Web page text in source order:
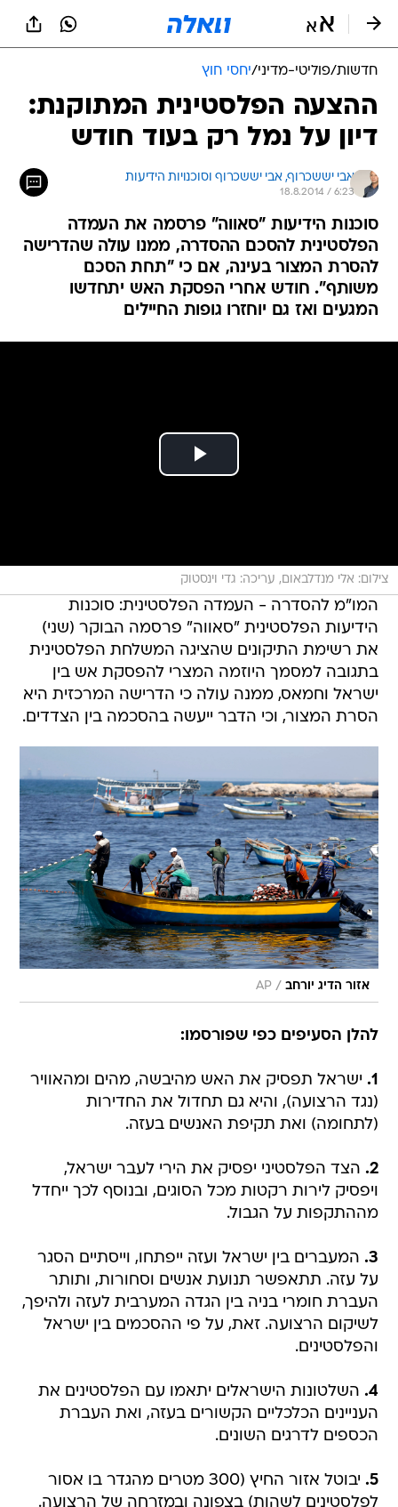
חדשות/פוליטי-מדיני/יחסי חוץ
ההצעה הפלסטינית המתוקנת:
דיון על נמל רק בעוד חודש
אבי יששכרוף, אבי יששכרוף וסוכנויות הידיעות
18.8.2014 / 6:23
סוכנות הידיעות "סאווה" פרסמה את העמדה
הפלסטינית להסכם ההסדרה, ממנו עולה שהדרישה
להסרת המצור בעינה, אם כי "תחת הסכם
משותף". חודש אחרי הפסקת האש יתחדשו
המגעים ואז גם יוחזרו גופות החיילים
צילום: אלי מנדלבאום, עריכה: גדי וינסטוק
המו"מ להסדרה - העמדה הפלסטינית: סוכנות
הידיעות הפלסטינית "סאווה" פרסמה הבוקר (שני)
את רשימת התיקונים שהציגה המשלחת הפלסטינית
בתגובה למסמך היוזמה המצרי להפסקת אש בין
ישראל וחמאס, ממנה עולה כי הדרישה המרכזית היא
הסרת המצור, וכי הדבר ייעשה בהסכמה בין הצדדים.
אזור הדיג יורחב /
AP
להלן הסעיפים כפי שפורסמו:
1. ישראל תפסיק את האש מהיבשה, מהים ומהאוויר
(נגד הרצועה), והיא גם תחדול את החדירות
(לתחומה) ואת תקיפת האנשים בעזה.
2. הצד הפלסטיני יפסיק את הירי לעבר ישראל,
ויפסיק לירות רקטות מכל הסוגים, ובנוסף לכך ייחדל
מההתקפות על הגבול.
3. המעברים בין ישראל ועזה ייפתחו, וייסתיים הסגר
על עזה. תתאפשר תנועת אנשים וסחורות, ותותר
העברת חומרי בניה בין הגדה המערבית לעזה ולהיפך,
לשיקום הרצועה. זאת, על פי ההסכמים בין ישראל
והפלסטינים.
4. השלטונות הישראלים יתאמו עם הפלסטינים את
העניינים הכלכליים הקשורים בעזה, ואת העברת
הכספים לדרגים השונים.
5.
יבוטל אזור החיץ (300 מטרים מהגדר בו אסור
לפלסטינים לשהות) בצפונה ובמזרחה של הרצועה.